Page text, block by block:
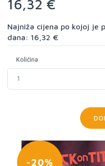
16,32 €
Najniža cijena po kojoj je
dana: 16,32 €
Količina
-20%